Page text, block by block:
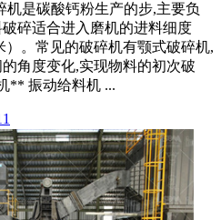
机是碳酸钙粉生产的步,主要负
碎适合进入磨机的进料细度
）。常见的破碎机有颚式破碎机,
角度变化,实现物料的初次破
** 振动给料机 ...